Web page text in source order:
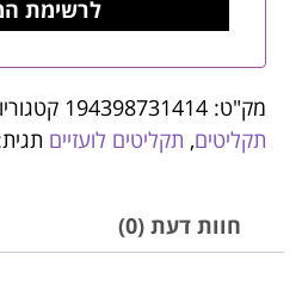
מק"ט: 194398731414
תקליטים, תקליטים לועזיים
חוות דעת (0)